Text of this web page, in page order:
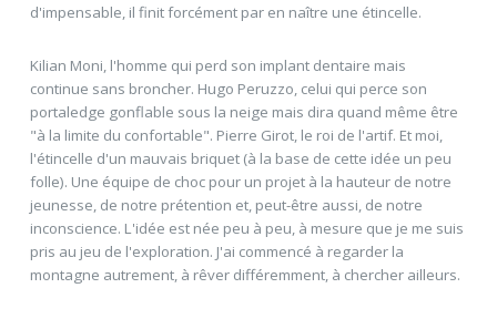
d'impensable, il finit forcément par en naître une étincelle.
Kilian Moni, l'homme qui perd son implant dentaire mais
continue sans broncher. Hugo Peruzzo, celui qui perce son
portaledge gonflable sous la neige mais dira quand même être
"à la limite du confortable". Pierre Girot, le roi de l'artif. Et moi,
l'étincelle d'un mauvais briquet (à la base de cette idée un peu
folle). Une équipe de choc pour un projet à la hauteur de notre
jeunesse, de notre prétention et, peut-être aussi, de notre
inconscience. L'idée est née peu à peu, à mesure que je me suis
pris au jeu de l'exploration. J'ai commencé à regarder la
montagne autrement, à rêver différemment, à chercher ailleurs.